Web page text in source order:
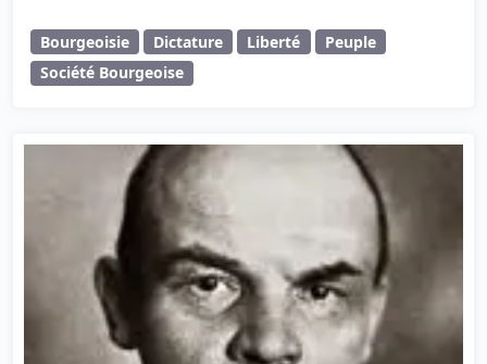
Bourgeoisie Dictature Liberté
Peuple
Société Bourgeoise